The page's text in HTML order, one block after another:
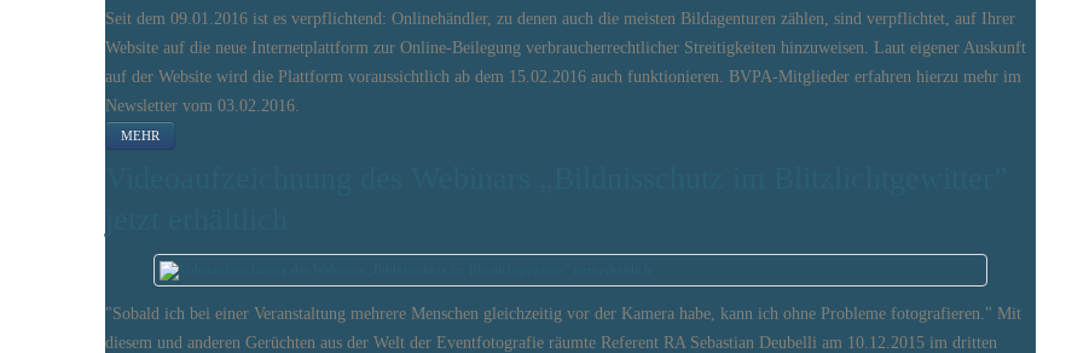
Seit dem 09.01.2016 ist es verpflichtend: Onlinehändler, zu denen auch die meisten Bildagenturen zählen, sind verpflichtet, auf Ihrer
Website auf die neue Internetplattform zur Online-Beilegung verbraucherrechtlicher Streitigkeiten hinzuweisen. Laut eigener Auskunft
auf der Website wird die Plattform voraussichtlich ab dem 15.02.2016 auch funktionieren. BVPA-Mitglieder erfahren hierzu mehr im
Newsletter vom 03.02.2016.
MEHR
"Sobald ich bei einer Veranstaltung mehrere Menschen gleichzeitig vor der Kamera habe, kann ich ohne Probleme fotografieren." Mit
diesem und anderen Gerüchten aus der Welt der Eventfotografie räumte Referent RA Sebastian Deubelli am 10.12.2015 im dritten